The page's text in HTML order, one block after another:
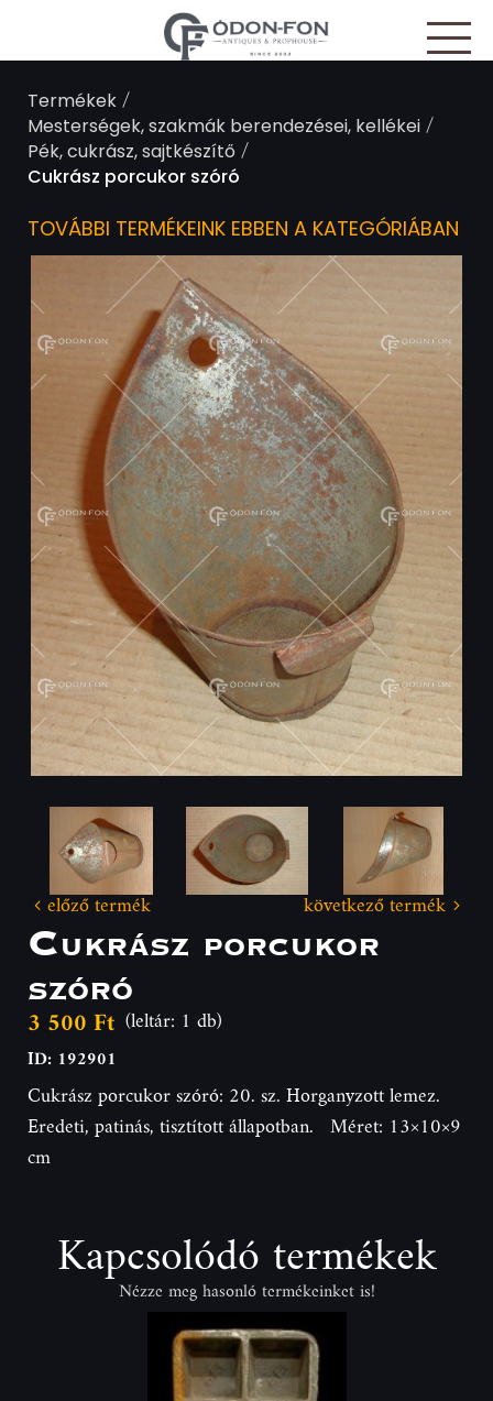
Termékek/
Mesterségek, szakmák berendezései, kellékei/
Pék, cukrász, sajtkészítő /
Cukrász porcukor szóró
TOVÁBBI TERMÉKEINK EBBEN A KATEGÓRIÁBAN
előző termék következő termék
Cukrász porcukor
szóró
3 500 Ft (leltár: 1 db)
ID: 192901
Cukrász porcukor szóró: 20. sz. Horganyzott lemez.
Eredeti, patinás, tisztított állapotban. Méret: 13×10×9
cm
Kapcsolódó termékek
Nézze meg hasonló termékeinket is!